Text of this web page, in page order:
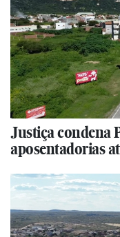
Justiça condena
aposentadorias